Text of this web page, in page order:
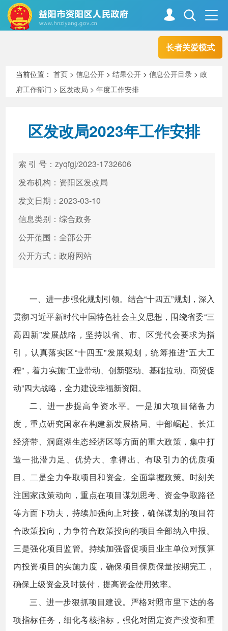
长者关爱模式
走进资阳
新闻中心 解读回应
政务服务
高效办成一件事
当前位置：首页 >信息公开 >结果公开 >信息公开目录 >政
府工作部门 > 区发改局 >年度工作安排
区发改局2023年工作安排
索 引 号：zyqfgj/2023-1732606
发布机构：资阳区发改局
发文日期：2023-03-10
信息类别：综合政务
公开范围：全部公开
公开方式：政府网站
一、进一步强化规划引领。结合“十四五”规划，深入
贯彻习近平新时代中国特色社会主义思想，围绕省委“三
高四新”发展战略，坚持以省、市、区党代会要求为指
引，认真落实区“十四五”发展规划，统筹推进“五大工
程”，着力实施“工业带动、创新驱动、基础拉动、商贸促
动”四大战略，全力建设幸福新资阳。
二、进一步提高争资水平。一是加大项目储备力
度，重点研究国家在构建新发展格局、中部崛起、长江
经济带、洞庭湖生态经济区等方面的重大政策，集中打
造一批潜力足、优势大、拿得出、有吸引力的优质项
目。二是全力争取项目和资金。全面掌握政策。时刻关
注国家政策动向，重点在项目谋划思考、资金争取路径
等方面下功夫，持续加强向上对接，确保谋划的项目符
合政策投向，力争符合政策投向的项目全部纳入申报。
三是强化项目监管。持续加强督促项目业主单位对预算
内投资项目的实施力度，确保项目保质保量按期完工，
确保上级资金及时拨付，提高资金使用效率。
三、进一步狠抓项目建设。严格对照市里下达的各
项指标任务，细化考核指标，强化对固定资产投资和重